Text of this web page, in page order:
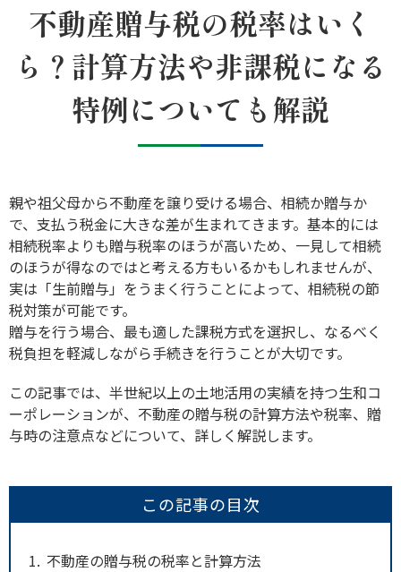
不動産贈与税の税率はいく
ら？計算方法や非課税になる
特例についても解説
親や祖父母から不動産を譲り受ける場合、相続か贈与か
で、支払う税金に大きな差が生まれてきます。基本的には
相続税率よりも贈与税率のほうが高いため、一見して相続
のほうが得なのではと考える方もいるかもしれませんが、
実は「生前贈与」をうまく行うことによって、相続税の節
税対策が可能です。
贈与を行う場合、最も適した課税方式を選択し、なるべく
税負担を軽減しながら手続きを行うことが大切です。
この記事では、半世紀以上の土地活用の実績を持つ生和コ
ーポレーションが、不動産の贈与税の計算方法や税率、贈
与時の注意点などについて、詳しく解説します。
この記事の目次
1 不動産の贈与税の税率と計算方法